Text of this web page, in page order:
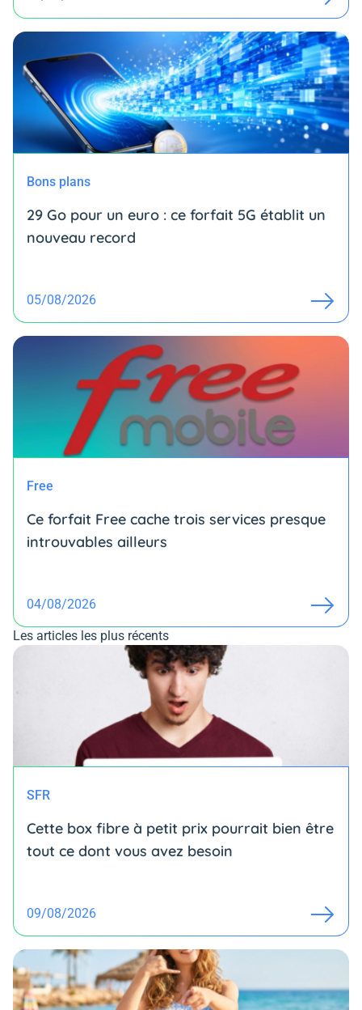
Bons plans
29 Go pour un euro : ce forfait 5G établit un
nouveau record
05/08/2026
Free
Ce forfait Free cache trois services presque
introuvables ailleurs
04/08/2026
Les articles les plus récents
SFR
Cette box fibre à petit prix pourrait bien être
tout ce dont vous avez besoin
09/08/2026